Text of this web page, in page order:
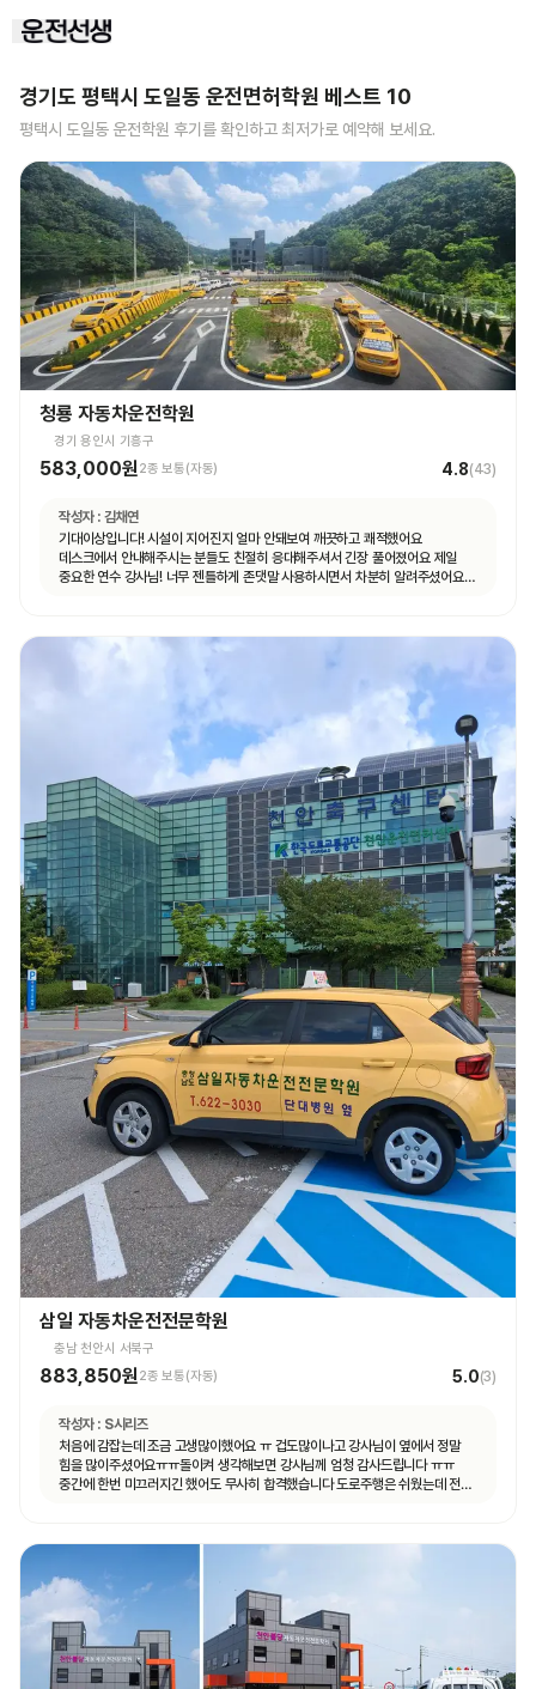
경기도 평택시 도일동 운전면허학원 베스트 10
평택시 도일동 운전학원 후기를 확인하고 최저가로 예약해 보세요.
청룡 자동차운전학원
경기 용인시 기흥구
583,000원2종 보통(자동) 4.8(43)
작성자 : 김채연
기대이상입니다! 시설이 지어진지 얼마 안돼보여 깨끗하고 쾌적했어요
데스크에서 안내해주시는 분들도 친절히 응대해주셔서 긴장 풀어졌어요 제일
중요한 연수 강사님! 너무 젠틀하게 존댓말 사용하시면서 차분히 알려주셨어요
삼일 자동차운전전문학원
충남 천안시 서북구
883,850원 2종 보통(자동) 5.0(3)
작성자 : S시리즈
처음에 감잡는데 조금 고생많이했어요 ㅠ 겁도많이나고 강사님이 옆에서 정말
힘을 많이주셨어요ㅠㅠ돌이켜 생각해보면 강사님께 엄청 감사드립니다 ㅠㅠ
중간에 한번 미끄러지긴 했어도 무사히 합격했습니다 도로주행은 쉬웠는데 전